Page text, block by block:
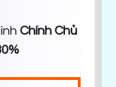
Chính Chủ